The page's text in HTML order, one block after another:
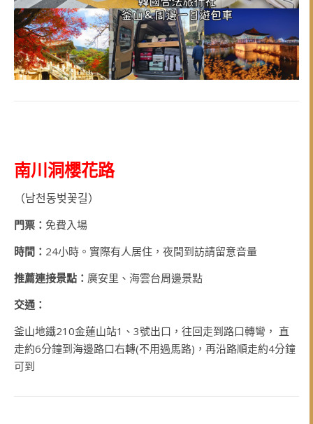
南川洞櫻花路
（남천동벚꽃길）
門票： 免費入場
時間： 24小時。實際有人居住，夜間到訪請留意音量
推薦連接景點： 廣安里、海雲台周邊景點
交通：
釜山地鐵210金蓮山站1、3號出口，往回走到路口轉彎， 直
走約6分鐘到海邊路口右轉(不用過馬路)，再沿路順走約4分鐘
可到